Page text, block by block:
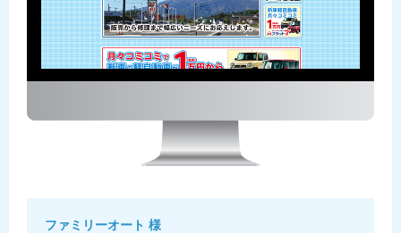
ファミリーオート 様